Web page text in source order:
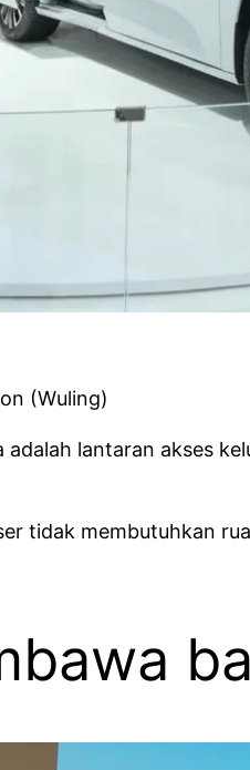
(Wuling)
adalah lantaran akses
tidak membutuhkan